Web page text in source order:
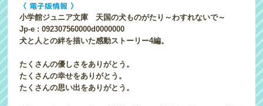
〈 電子版情報 〉
小学館ジュニア文庫 天国の犬ものがたり～わすれないで～
Jp-e : 092307560000d0000000
犬と人との絆を描いた感動ストーリー4編。
たくさんの優しさをありがとう。
たくさんの幸せをありがとう。
たくさんの思い出をありがとう。